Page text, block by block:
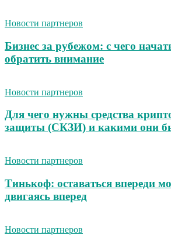
Новости партнеров
Бизнес за рубежом: с чего
обратить внимание
Новости партнеров
Для чего нужны средства
защиты (СКЗИ) и какими они
Новости партнеров
Тинькоф: оставаться впереди
двигаясь вперед
Новости партнеров